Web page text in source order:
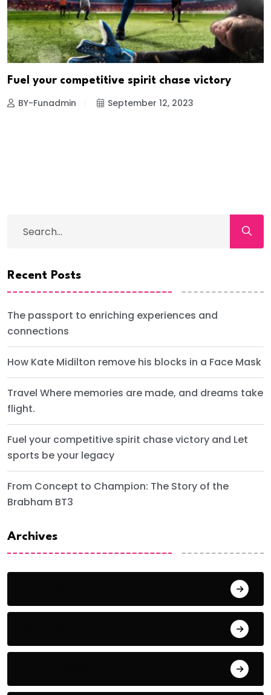
Fuel your competitive spirit chase victory
BY-Funadmin September 12, 2023
Recent Posts
The passport to enriching experiences and
connections
How Kate Midilton remove his blocks in a Face Mask
Travel Where memories are made, and dreams take
flight.
Fuel your competitive spirit chase victory and Let
sports be your legacy
From Concept to Champion: The Story of the
Brabham BT3
Archives